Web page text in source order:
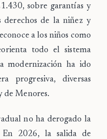
sobre garantías y
derechos de la niñez y
a los niños como
todo el sistema
modernización ha ido
progresiva, diversas
de Menores.
no ha derogado la
En 2026, la salida de